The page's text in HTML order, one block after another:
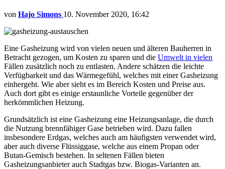
von Hajo Simons 10. November 2020, 16:42
Eine Gasheizung wird von vielen neuen und älteren Bauherren in
Betracht gezogen, um Kosten zu sparen und die Umwelt in vielen
Fällen zusätzlich noch zu entlasten. Andere schätzen die leichte
Verfügbarkeit und das Wärmegefühl, welches mit einer Gasheizung
einhergeht. Wie aber sieht es im Bereich Kosten und Preise aus.
Auch dort gibt es einige erstaunliche Vorteile gegenüber der
herkömmlichen Heizung.
Grundsätzlich ist eine Gasheizung eine Heizungsanlage, die durch
die Nutzung brennfähiger Gase betrieben wird. Dazu fallen
insbesondere Erdgas, welches auch am häufigsten verwendet wird,
aber auch diverse Flüssiggase, welche aus einem Propan oder
Butan-Gemisch bestehen. In seltenen Fällen bieten
Gasheizungsanbieter auch Stadtgas bzw. Biogas-Varianten an.